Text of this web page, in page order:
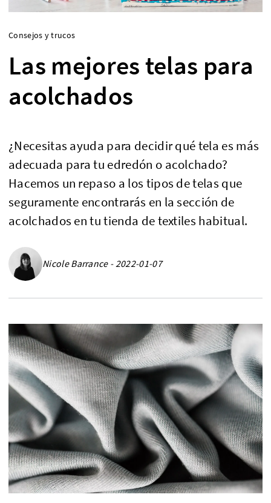
Consejos y trucos
Las mejores telas para
acolchados
¿Necesitas ayuda para decidir qué tela es más
adecuada para tu edredón o acolchado?
Hacemos un repaso a los tipos de telas que
seguramente encontrarás en la sección de
acolchados en tu tienda de textiles habitual.
Nicole Barrance - 2022-01-07